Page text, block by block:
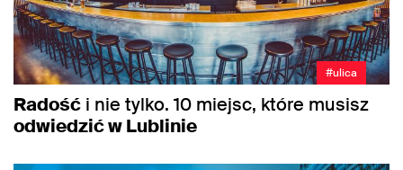
#ulica
Radość i nie tylko. 10 miejsc, które musisz
odwiedzić w Lublinie